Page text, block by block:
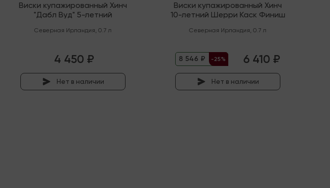
Виски купажированный Хинч
"Дабл Вуд" 5-летний
Северная Ирландия,0.7 л
4 450 ₽
Нет в наличии
Виски купажированный Хинч
10-летний Шерри Каск Финиш
Северная Ирландия,0.7 л
8 546 ₽ -25% 6 410 ₽
Нет в наличии